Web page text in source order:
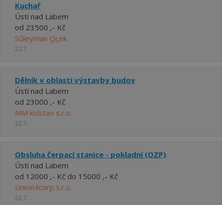
Kuchař
Ústí nad Labem
od 23500 ,- Kč
Sűleyman Çiçek
22.7.
Dělník v oblasti výstavby budov
Ústí nad Labem
od 23000 ,- Kč
MM kolstav s.r.o.
22.7.
Obsluha čerpací stanice - pokladní (OZP)
Ústí nad Labem
od 12000 ,- Kč do 15000 ,- Kč
Union4corp s.r.o.
22.7.